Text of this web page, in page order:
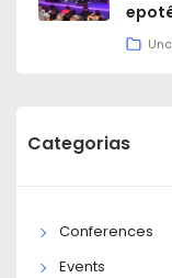
Categorias
Conferences
Events